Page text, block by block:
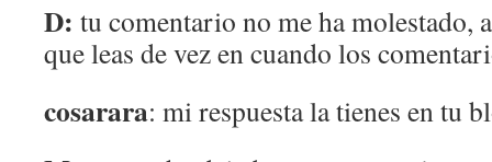
D: tu comentario no me ha molestado,
que leas de vez en cuando los
cosarara: mi respuesta la tienes en tu